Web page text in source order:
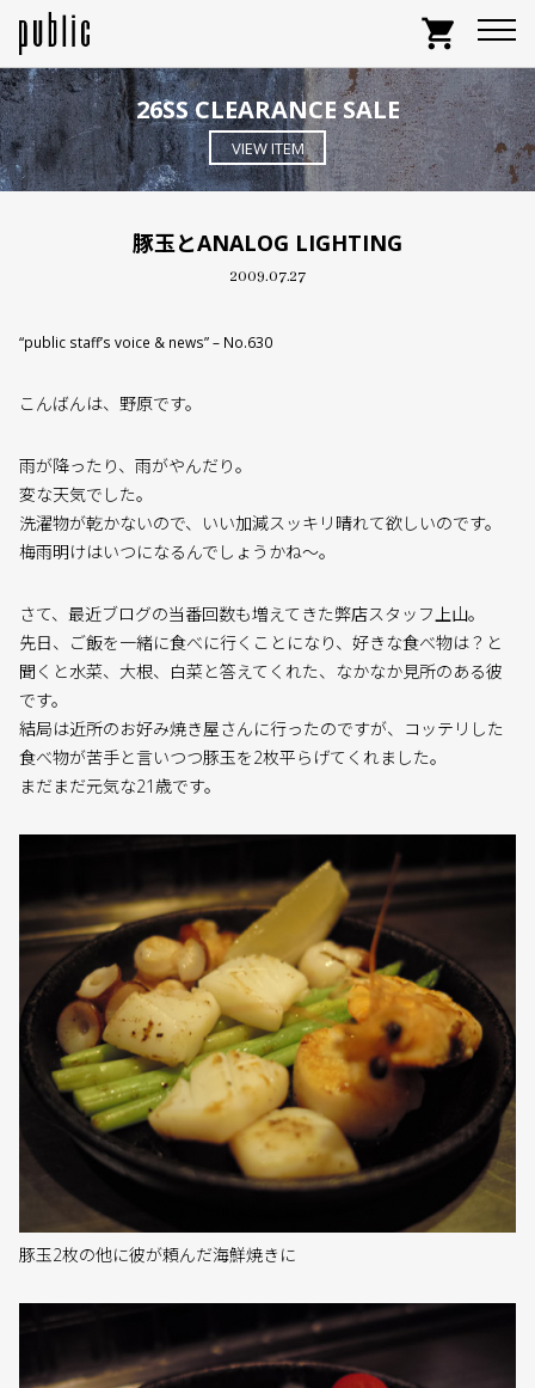
shopping_cart
26SS CLEARANCE SALE
VIEW ITEM
豚玉とANALOG LIGHTING
2009.07.27
“public staff’s voice & news” – No.630
こんばんは、野原です。
雨が降ったり、雨がやんだり。
変な天気でした。
洗濯物が乾かないので、いい加減スッキリ晴れて欲しいのです。
梅雨明けはいつになるんでしょうかね～。
さて、最近ブログの当番回数も増えてきた弊店スタッフ上山。
先日、ご飯を一緒に食べに行くことになり、好きな食べ物は？と
聞くと水菜、大根、白菜と答えてくれた、なかなか見所のある彼
です。
結局は近所のお好み焼き屋さんに行ったのですが、コッテリした
食べ物が苦手と言いつつ豚玉を2枚平らげてくれました。
まだまだ元気な21歳です。
豚玉2枚の他に彼が頼んだ海鮮焼きに